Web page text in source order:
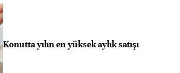
Konutta yılın en yüksek aylık satışı